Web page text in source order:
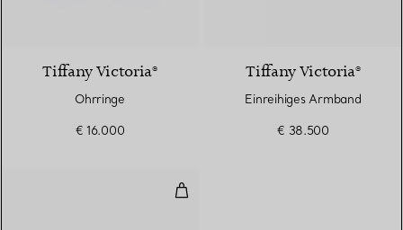
Tiffany Victoria®
Ohrringe
€ 16.000
Tiffany Victoria®
Einreihiges Armband
€ 38.500
Einreihiges Armband